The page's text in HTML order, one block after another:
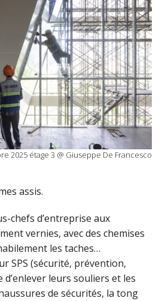
2025 étage 3 @ Giuseppe De Francesco
assis.
chefs d’entreprise aux
vernies, avec des chemises
les taches…
SPS (sécurité, prévention,
leurs souliers et les
de sécurités, la tong